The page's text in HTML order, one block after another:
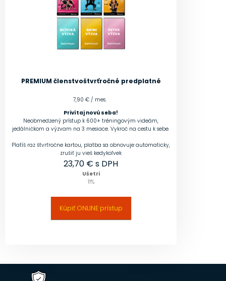
PREMIUM členstvoštvrťročné predplatné
7,90 € / mes.
Privítaj novú seba!
Neobmedzený prístup k 600+ tréningovým videám,
jedálničkom a výzvam na 3 mesiace. Vykroč na cestu k sebe.
Platíš raz štvrťročne kartou, platba sa obnovuje automaticky,
zrušiť ju vieš kedykoľvek
23,70 € s DPH
Ušetri
11%
Kúpiť ONLINE prístup